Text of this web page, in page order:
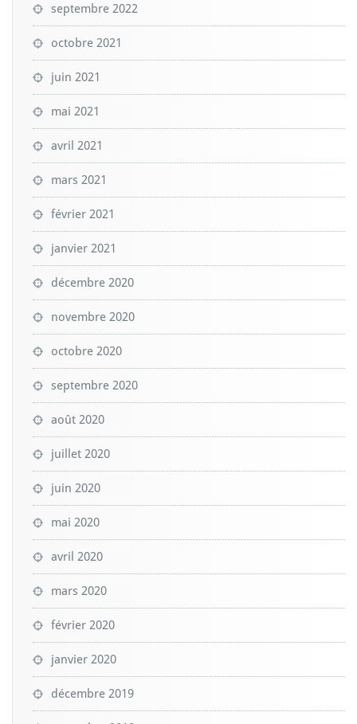
septembre 2022
octobre 2021
juin 2021
mai 2021
avril 2021
mars 2021
février 2021
janvier 2021
décembre 2020
novembre 2020
octobre 2020
septembre 2020
août 2020
juillet 2020
juin 2020
mai 2020
avril 2020
mars 2020
février 2020
janvier 2020
décembre 2019